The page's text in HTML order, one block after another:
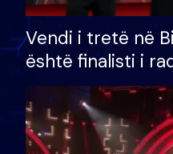
Vendi i tretë në
është finalisti i